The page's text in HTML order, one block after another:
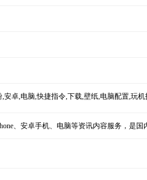
,安卓,电脑,快捷指令,下载,壁纸,电脑配置,玩机
、安卓手机、电脑等资讯内容服务，是